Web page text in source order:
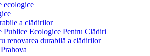
ecologice
a clădirilor
Ecologice Pentru Clădiri
renovarea durabilă a clădirilor